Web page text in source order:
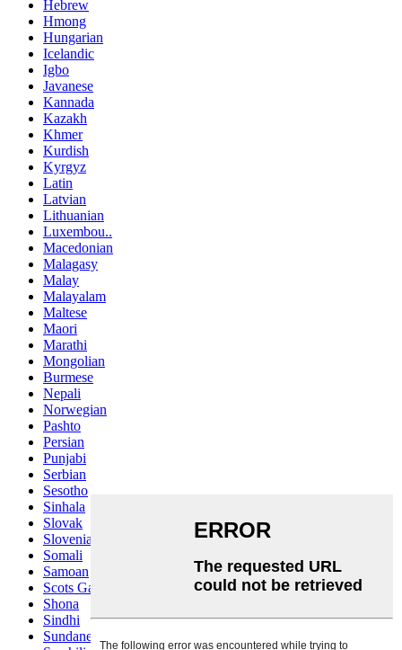
Hebrew
Hmong
Hungarian
Icelandic
Igbo
Javanese
Kannada
Kazakh
Khmer
Kurdish
Kyrgyz
Latin
Latvian
Lithuanian
Luxembou..
Macedonian
Malagasy
Malay
Malayalam
Maltese
Maori
Marathi
Mongolian
Burmese
Nepali
Norwegian
Pashto
Persian
Punjabi
Serbian
Sesotho
Sinhala
Slovak
Slovenian
Somali
Samoan
Scots Gaelic
Shona
Sindhi
Sundanese